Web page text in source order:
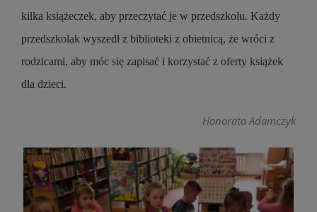
kilka książeczek, aby przeczytać je w przedszkolu. Każdy
przedszkolak wyszedł z biblioteki z obietnicą, że wróci z
rodzicami, aby móc się zapisać i korzystać z oferty książek
dla dzieci.
Honorata Adamczyk